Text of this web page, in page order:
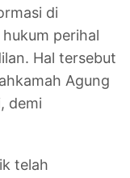
di
perihal
Hal tersebut
Agung
demi
telah